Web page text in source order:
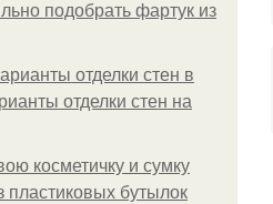
подобрать фартук из
отделки стен в
отделки стен на
косметичку и сумку
пластиковых бутылок